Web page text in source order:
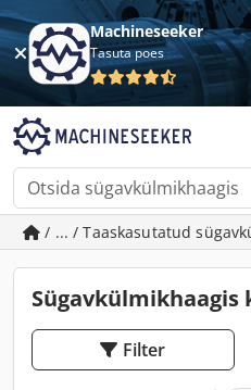
Machineseeker
Tasuta poes
/ ... / Taaskasutatud
Filter